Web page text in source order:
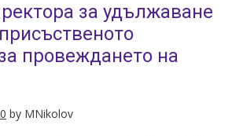
за удължаване
провеждането на
by MNikolov